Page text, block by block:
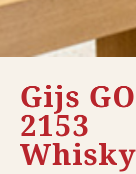
Gijs GO
2153
Whisky